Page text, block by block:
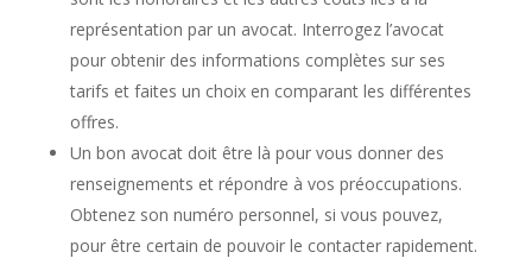
représentation par un avocat. Interrogez l’avocat
pour obtenir des informations complètes sur ses
tarifs et faites un choix en comparant les différentes
offres.
Un bon avocat doit être là pour vous donner des
renseignements et répondre à vos préoccupations.
Obtenez son numéro personnel, si vous pouvez,
pour être certain de pouvoir le contacter rapidement.